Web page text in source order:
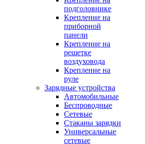
подголовнике
Крепление на
приборной
панели
Крепление на
решетке
воздуховода
Крепление на
руле
Зарядные устройства
Автомобильные
Беспроводные
Сетевые
Стаканы зарядки
Универсальные
сетевые